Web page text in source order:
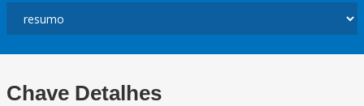
Chave Detalhes